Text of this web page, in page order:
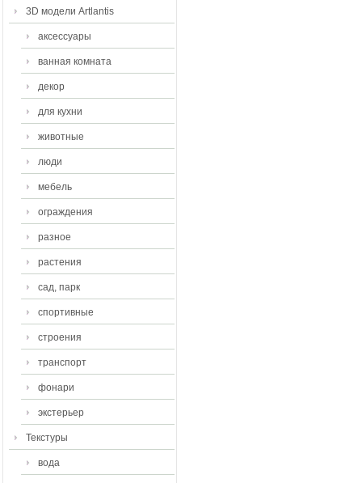
3D модели Artlantis
аксессуары
ванная комната
декор
для кухни
животные
люди
мебель
ограждения
разное
растения
сад, парк
спортивные
строения
транспорт
фонари
экстерьер
Текстуры
вода